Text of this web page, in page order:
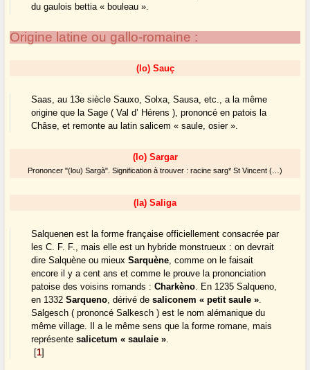
du gaulois bettia « bouleau ».
Origine latine ou gallo-romaine :
(lo) Sauç
Saas, au 13e siècle Sauxo, Solxa, Sausa, etc., a la même
origine que la Sage ( Val d’ Hérens ), prononcé en patois la
Châse, et remonte au latin salicem « saule, osier ».
(lo) Sargar
Prononcer "(lou) Sargà". Signification à trouver : racine sarg* St Vincent (…)
(la) Saliga
Salquenen est la forme française officiellement consacrée par
les C. F. F., mais elle est un hybride monstrueux : on devrait
dire Salquène ou mieuxSarquène , comme on le faisait
encore il y a cent ans et comme le prouve la prononciation
patoise des voisins romands :Charkèno . En 1235 Salqueno,
en 1332Sarqueno , dérivé desaliconem « petit saule »
Salgesch ( prononcé Salkesch ) est le nom alémanique du
même village. Il a le même sens que la forme romane, mais
représentesalicetum « saulaie »
[1]